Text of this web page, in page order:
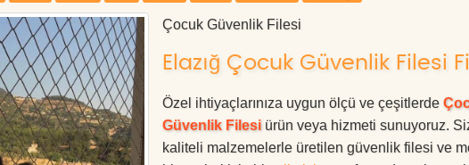
Çocuk Güvenlik Filesi
Elazığ Çocuk Güvenlik Filesi
Özel ihtiyaçlarınıza uygun ölçü ve çeşitlerde
Güvenlik Filesi ürün veya hizmeti sunuyoruz.
kaliteli malzemelerle üretilen güvenlik filesi ve